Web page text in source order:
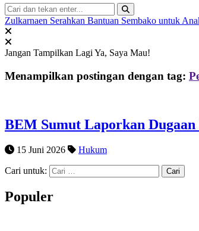
Zulkarnaen Serahkan Bantuan Sembako untuk
Jangan Tampilkan Lagi Ya, Saya Mau!
Menampilkan postingan dengan tag:
BEM Sumut Laporkan
15 Juni 2026 Hukum
Cari untuk:
Populer